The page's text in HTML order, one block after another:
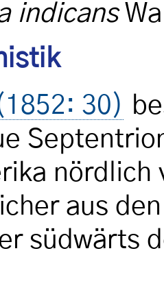
indicans
30)
nördlich
aus
südwärts